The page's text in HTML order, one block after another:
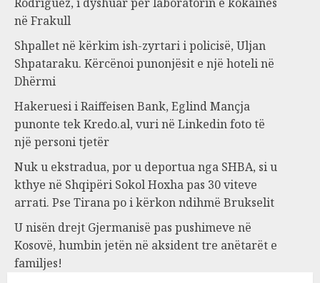
në Frakull
Shpallet në kërkim ish-zyrtari i policisë, Uljan
Shpataraku. Kërcënoi punonjësit e një hoteli në
Dhërmi
Hakeruesi i Raiffeisen Bank, Eglind Mançja
punonte tek Kredo.al, vuri në Linkedin foto të
një personi tjetër
Nuk u ekstradua, por u deportua nga SHBA, si u
kthye në Shqipëri Sokol Hoxha pas 30 viteve
arrati. Pse Tirana po i kërkon ndihmë Brukselit
U nisën drejt Gjermanisë pas pushimeve në
Kosovë, humbin jetën në aksident tre anëtarët e
familjes!